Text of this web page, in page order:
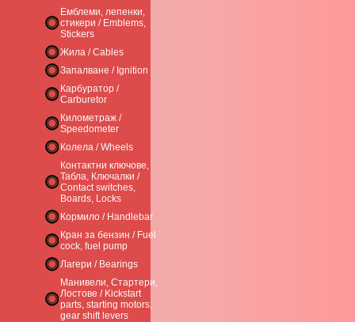
Емблеми, лепенки,
стикери / Emblems,
Stickers
Жила / Cables
Запалване / Ignition
Карбуратор /
Carburetor
Километраж /
Speedometer
Колела / Wheels
Контактни ключове,
Табла, Ключалки /
Contact switches,
Boards, Locks
Кормило / Handlebar
Кран за бензин / Fuel
cock, fuel pump
Лагери / Bearings
Манивели, Стартери,
Лостове / Kickstart
parts, starting motors,
gear shift levers